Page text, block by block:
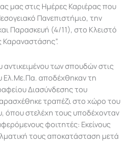
μας στις Ημέρες Καριέρας που
Πανεπιστήμιο, την
Παρασκευή (4/11), στο Κλειστό
αντικειμένου των σπουδών στις
Ελ.Με.Πα. αποδέχθηκαν τη
Διασύνδεσης του
τραπέζι στο χώρο του
όπου στελέχη τους υποδέχονταν
φοιτητές: Εκείνους
τους αποκατάσταση μετά